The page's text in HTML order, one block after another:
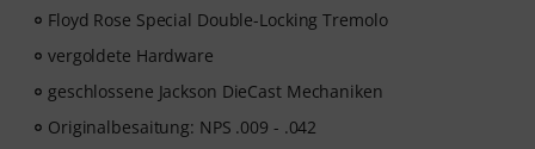
Floyd Rose Special Double-Locking Tremolo
vergoldete Hardware
geschlossene Jackson DieCast Mechaniken
Originalbesaitung: NPS .009 - .042